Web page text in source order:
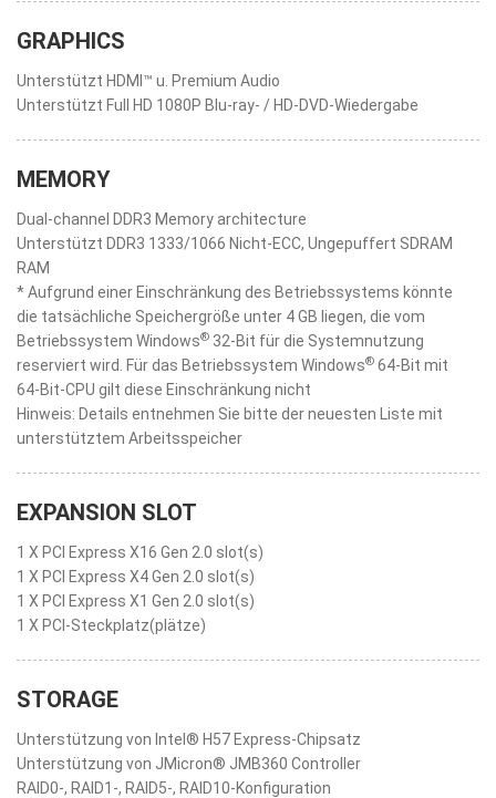
GRAPHICS
Unterstützt HDMI™ u. Premium Audio
Unterstützt Full HD 1080P Blu-ray- / HD-DVD-Wiedergabe
MEMORY
Dual-channel DDR3 Memory architecture
Unterstützt DDR3 1333/1066 Nicht-ECC, Ungepuffert SDRAM
RAM
* Aufgrund einer Einschränkung des Betriebssystems könnte
die tatsächliche Speichergröße unter 4 GB liegen, die vom
Betriebssystem Windows® 32-Bit für die Systemnutzung
reserviert wird. Für das Betriebssystem Windows® 64-Bit mit
64-Bit-CPU gilt diese Einschränkung nicht
Hinweis: Details entnehmen Sie bitte der neuesten Liste mit
unterstütztem Arbeitsspeicher
EXPANSION SLOT
1 X PCI Express X16 Gen 2.0 slot(s)
1 X PCI Express X4 Gen 2.0 slot(s)
1 X PCI Express X1 Gen 2.0 slot(s)
1 X PCI-Steckplatz(plätze)
STORAGE
Unterstützung von Intel® H57 Express-Chipsatz
Unterstützung von JMicron® JMB360 Controller
RAID0-, RAID1-, RAID5-, RAID10-Konfiguration